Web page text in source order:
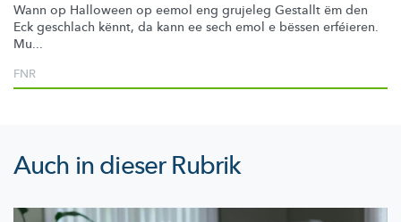
Wann op Halloween op eemol eng grujeleg Gestallt ëm den
Eck geschlach kënnt, da kann ee sech emol e bëssen erféieren.
Mu...
FNR
Auch in dieser Rubrik